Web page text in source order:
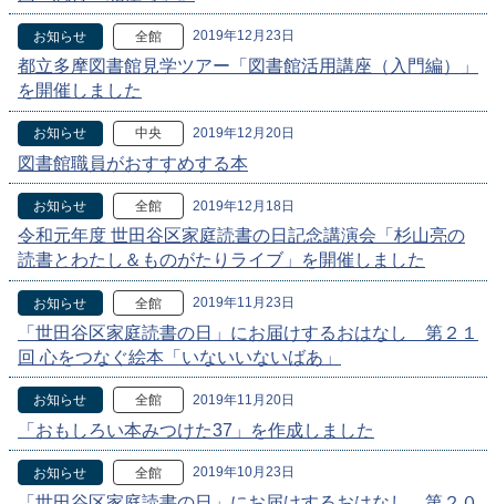
お知らせ 全館 2019年12月23日
都立多摩図書館見学ツアー「図書館活用講座（入門編）」
を開催しました
お知らせ 中央 2019年12月20日
図書館職員がおすすめする本
お知らせ 全館 2019年12月18日
令和元年度 世田谷区家庭読書の日記念講演会「杉山亮の
読書とわたし＆ものがたりライブ」を開催しました
お知らせ 全館 2019年11月23日
「世田谷区家庭読書の日」にお届けするおはなし 第２１
回 心をつなぐ絵本「いないいないばあ」
お知らせ 全館 2019年11月20日
「おもしろい本みつけた37」を作成しました
お知らせ 全館 2019年10月23日